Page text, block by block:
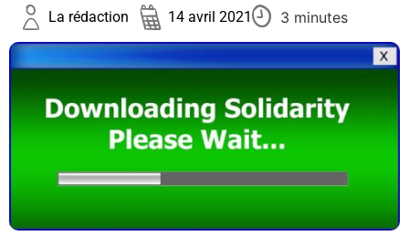
La rédaction 14 avril 2021 3 minutes